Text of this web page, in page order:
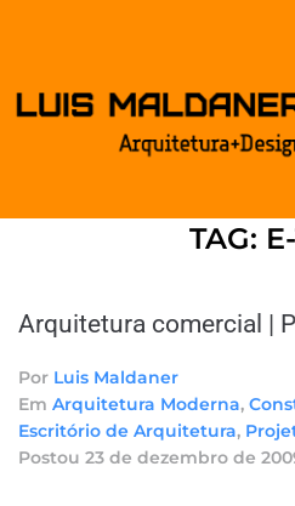
TAG:
Arquitetura comercial |
Por Luis Maldaner
Em Arquitetura Moderna,
Escritório de Arquitetura,
Postou 23 de dezembro de